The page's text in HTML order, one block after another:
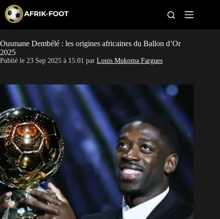
p
t
o
c
o
CAN féminine
Pays
Clubs
Classement
Paris sportifs
Ousmane Dembélé : les origines africaines du Ballon d’Or
2025
Publié le 23 Sep 2025 à 15:01 par Louis Mukoma Fargues